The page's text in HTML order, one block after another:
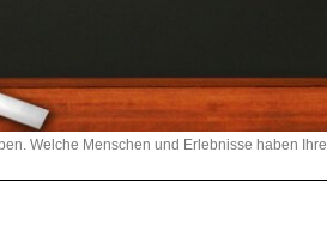
Welche Menschen und Erlebnisse haben Ihre